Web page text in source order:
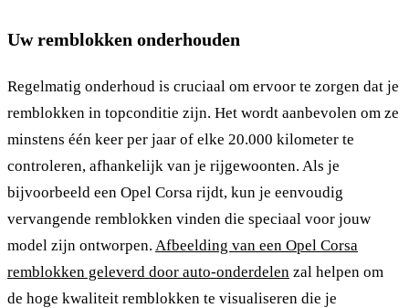
Uw remblokken onderhouden
Regelmatig onderhoud is cruciaal om ervoor te zorgen dat je
remblokken in topconditie zijn. Het wordt aanbevolen om ze
minstens één keer per jaar of elke 20.000 kilometer te
controleren, afhankelijk van je rijgewoonten. Als je
bijvoorbeeld een Opel Corsa rijdt, kun je eenvoudig
vervangende remblokken vinden die speciaal voor jouw
model zijn ontworpen. Afbeelding van een Opel Corsa
remblokken geleverd door auto-onderdelen zal helpen om
de hoge kwaliteit remblokken te visualiseren die je